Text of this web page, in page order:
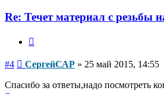
Re: Течет материал с резьбы
#4 Сообщение
СергейСАР » 25 май 2015, 14:55
Спасибо за ответы,надо посмотреть